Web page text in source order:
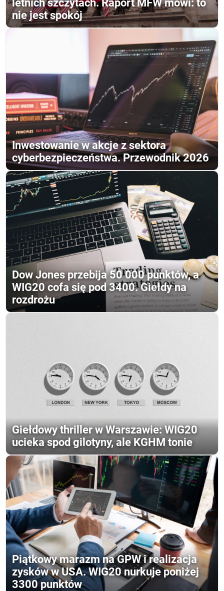
letnich szczytach. Raport MFW mówi: to
nie jest spokój
Inwestowanie w akcje z sektora
cyberbezpieczeństwa. Przewodnik 2026
Dow Jones przebija 50 000 punktów, a
WIG20 cofa się pod 3400. Giełdy na
rozdrożu
Giełdowy thriller w Warszawie: WIG20
ucieka spod gilotyny, ale KGHM tonie
Piątkowy marazm na GPW i realizacja
zysków w USA. WIG20 nurkuje poniżej
3300 punktów